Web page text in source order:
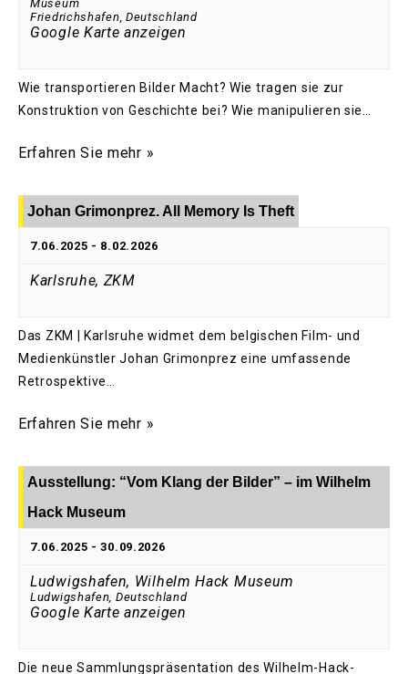
Museum
Friedrichshafen, Deutschland
Google Karte anzeigen
Wie transportieren Bilder Macht? Wie tragen sie zur
Konstruktion von Geschichte bei? Wie manipulieren sie…
Erfahren Sie mehr »
Johan Grimonprez. All Memory Is Theft
7.06.2025 - 8.02.2026
Karlsruhe, ZKM
Das ZKM | Karlsruhe widmet dem belgischen Film- und
Medienkünstler Johan Grimonprez eine umfassende
Retrospektive…
Erfahren Sie mehr »
Ausstellung: “Vom Klang der Bilder” – im Wilhelm
Hack Museum
7.06.2025 -30.09.2026
Ludwigshafen, Wilhelm Hack Museum
Ludwigshafen, Deutschland
Google Karte anzeigen
Die neue Sammlungspräsentation des Wilhelm-Hack-